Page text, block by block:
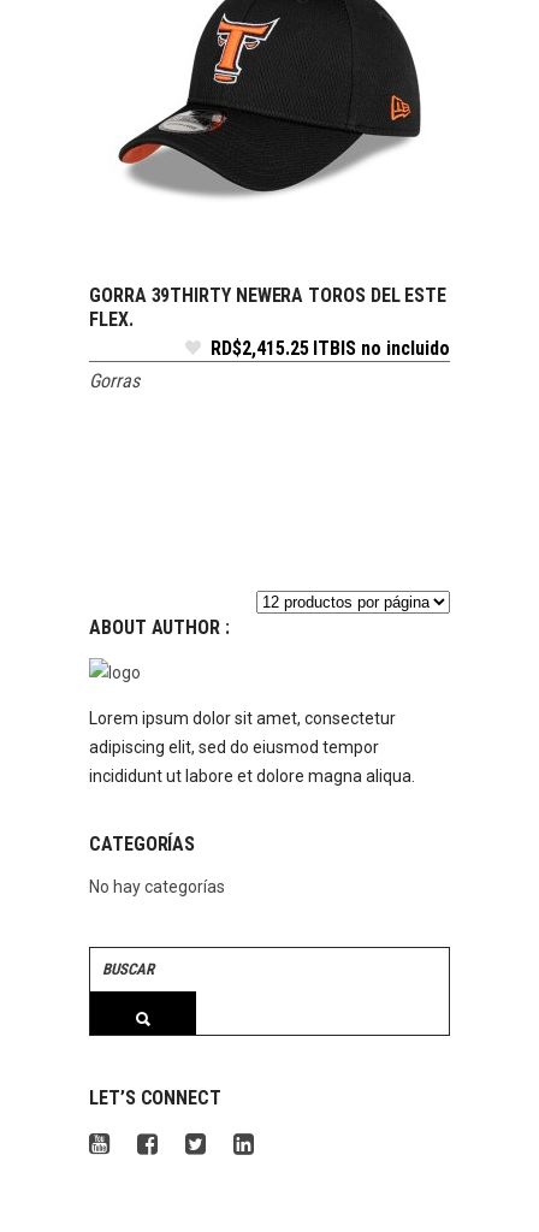
SELECCIONAR OPCIONES
GORRA 39THIRTY NEWERA TOROS DEL ESTE
FLEX.
RD$2,415.25 ITBIS no incluido
Gorras
ABOUT AUTHOR :
Lorem ipsum dolor sit amet, consectetur
adipiscing elit, sed do eiusmod tempor
incididunt ut labore et dolore magna aliqua.
CATEGORÍAS
No hay categorías
Search
for:
LET’S CONNECT